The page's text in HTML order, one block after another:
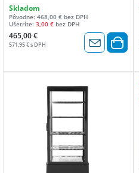
termostat. Klimatická trieda: 4 S 3
policami. Energetický štítok: B (A – G).
Teplotný rozsah: 2 až 6 °C. Chladiace
médium: R600a.
Skladom
Pôvodne: 468,00 € bez DPH
Ušetríte: 3,00 € bez DPH
465,00 €
571,95 € s DPH